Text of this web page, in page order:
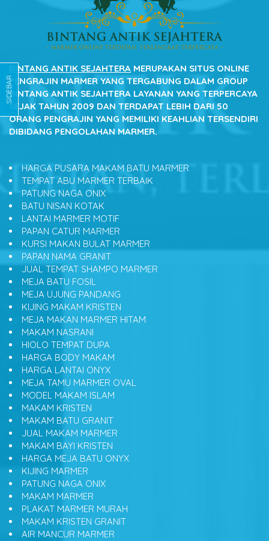
SIDEBAR
BINTANG ANTIK SEJAHTERA MERUPAKAN SITUS ONLINE
PENGRAJIN MARMER YANG TERGABUNG DALAM GROUP
BINTANG ANTIK SEJAHTERA LAYANAN YANG TERPERCAYA
SEJAK TAHUN 2009 DAN TERDAPAT LEBIH DARI 50
ORANG PENGRAJIN YANG MEMILIKI KEAHLIAN TERSENDIRI
DIBIDANG PENGOLAHAN MARMER.
HARGA PUSARA MAKAM BATU MARMER
TEMPAT ABU MARMER TERBAIK
PATUNG NAGA ONIX
BATU NISAN KOTAK
LANTAI MARMER MOTIF
PAPAN CATUR MARMER
KURSI MAKAN BULAT MARMER
PAPAN NAMA GRANIT
JUAL TEMPAT SHAMPO MARMER
MEJA BATU FOSIL
MEJA UJUNG PANDANG
KIJING MAKAM KRISTEN
MEJA MAKAN MARMER HITAM
MAKAM NASRANI
HIOLO TEMPAT DUPA
HARGA BODY MAKAM
HARGA LANTAI ONYX
MEJA TAMU MARMER OVAL
MODEL MAKAM ISLAM
MAKAM KRISTEN
MAKAM BATU GRANIT
JUAL MAKAM MARMER
MAKAM BAYI KRISTEN
HARGA MEJA BATU ONYX
KIJING MARMER
PATUNG NAGA ONIX
MAKAM MARMER
PLAKAT MARMER MURAH
MAKAM KRISTEN GRANIT
AIR MANCUR MARMER